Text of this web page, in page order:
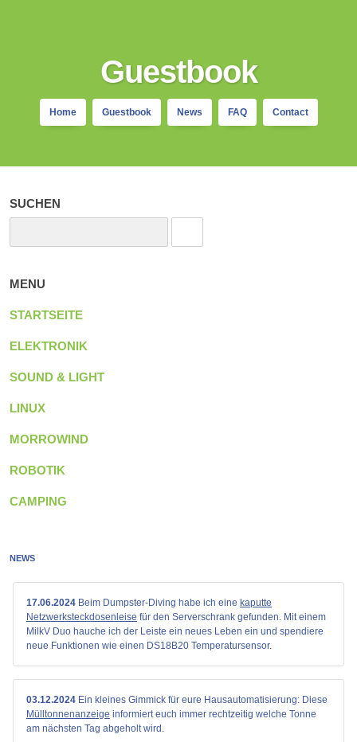
Guestbook
Home Guestbook News FAQ Contact
SUCHEN
MENU
STARTSEITE
ELEKTRONIK
SOUND & LIGHT
LINUX
MORROWIND
ROBOTIK
CAMPING
NEWS
17.06.2024 Beim Dumpster-Diving habe ich eine kaputte
Netzwerksteckdosenleise für den Serverschrank gefunden. Mit einem
MilkV Duo hauche ich der Leiste ein neues Leben ein und spendiere
neue Funktionen wie einen DS18B20 Temperatursensor.
03.12.2024 Ein kleines Gimmick für eure Hausautomatisierung: Diese
Mülltonnenanzeige informiert euch immer rechtzeitig welche Tonne
am nächsten Tag abgeholt wird.